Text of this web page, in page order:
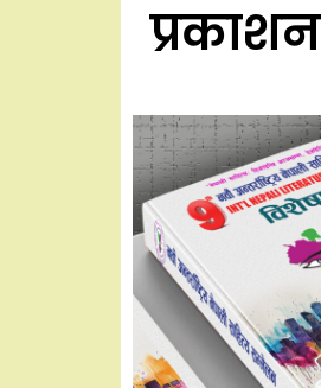
प्रकाशन